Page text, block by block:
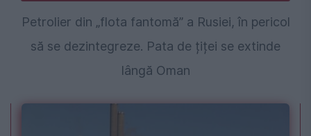
Petrolier din „flota fantomă” a Rusiei, în pericol
să se dezintegreze. Pata de țiței se extinde
lângă Oman